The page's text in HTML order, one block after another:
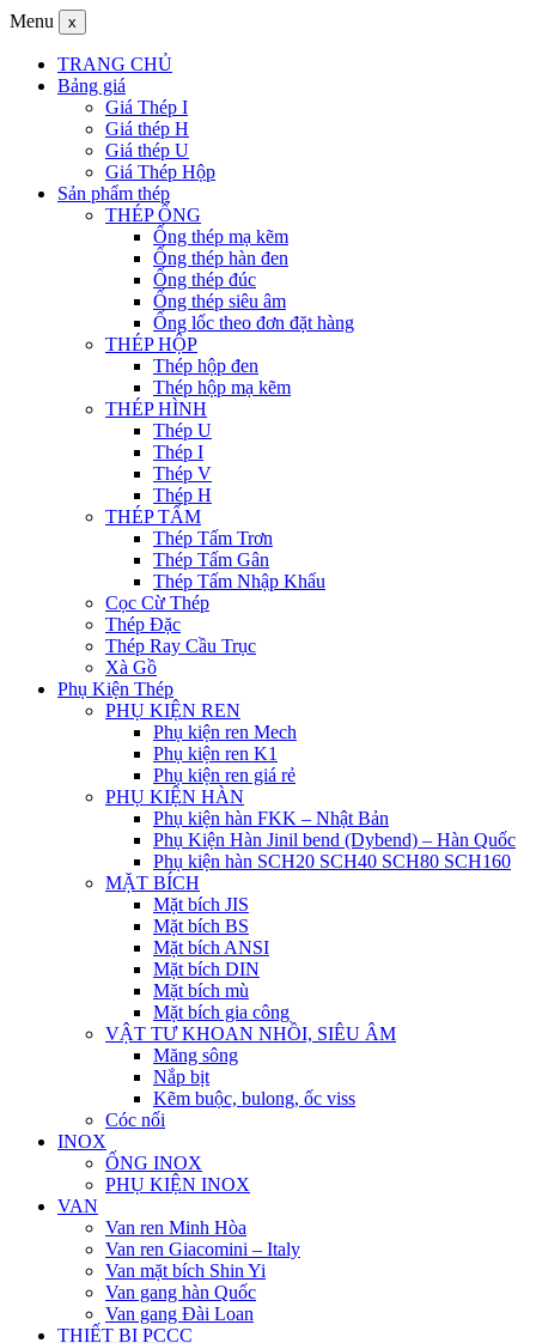
Menu x
TRANG CHỦ
Bảng giá
Giá Thép I
Giá thép H
Giá thép U
Giá Thép Hộp
Sản phẩm thép
THÉP ỐNG
Ống thép mạ kẽm
Ống thép hàn đen
Ống thép đúc
Ống thép siêu âm
Ống lốc theo đơn đặt hàng
THÉP HỘP
Thép hộp đen
Thép hộp mạ kẽm
THÉP HÌNH
Thép U
Thép I
Thép V
Thép H
THÉP TẤM
Thép Tấm Trơn
Thép Tấm Gân
Thép Tấm Nhập Khẩu
Cọc Cừ Thép
Thép Đặc
Thép Ray Cầu Trục
Xà Gồ
Phụ Kiện Thép
PHỤ KIỆN REN
Phụ kiện ren Mech
Phụ kiện ren K1
Phụ kiện ren giá rẻ
PHỤ KIỆN HÀN
Phụ kiện hàn FKK – Nhật Bản
Phụ Kiện Hàn Jinil bend (Dybend) – Hàn Quốc
Phụ kiện hàn SCH20 SCH40 SCH80 SCH160
MẶT BÍCH
Mặt bích JIS
Mặt bích BS
Mặt bích ANSI
Mặt bích DIN
Mặt bích mù
Mặt bích gia công
VẬT TƯ KHOAN NHỒI, SIÊU ÂM
Măng sông
Nắp bịt
Kẽm buộc, bulong, ốc viss
Cóc nối
INOX
ỐNG INOX
PHỤ KIỆN INOX
VAN
Van ren Minh Hòa
Van ren Giacomini – Italy
Van mặt bích Shin Yi
Van gang hàn Quốc
Van gang Đài Loan
THIẾT BỊ PCCC